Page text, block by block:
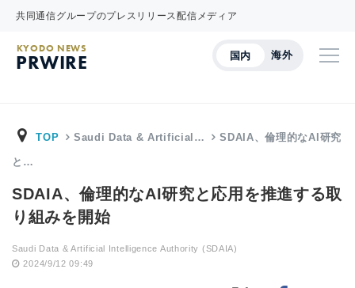
共同通信グループのプレスリリース配信メディア
国内 海外
KYODO NEWS
PRWIRE
TOP Saudi Data & Artificial… SDAIA、倫理的なAI研究
と…
SDAIA、倫理的なAI研究と応用を推進する取
り組みを開始
Saudi Data & Artificial Intelligence Authority (SDAIA)
2024/9/12 09:49